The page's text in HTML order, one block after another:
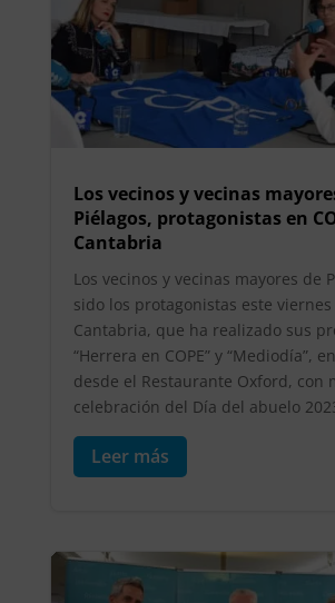
Los vecinos y vecinas
Piélagos, protagonistas en
Cantabria
Los vecinos y vecinas mayores de
sido los protagonistas este viernes
Cantabria, que ha realizado sus
“Herrera en COPE” y “Mediodía”,
desde el Restaurante Oxford, con
celebración del Día del abuelo
Leer más